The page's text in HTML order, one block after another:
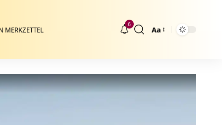
MERKZETTEL
6
Größenänderung
Aa